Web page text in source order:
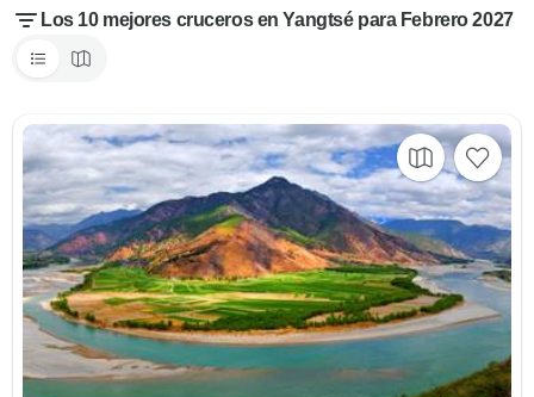
Los 10 mejores cruceros en Yangtsé para Febrero 2027